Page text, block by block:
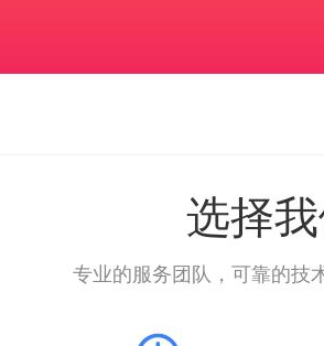
选择
专业的服务团队，可靠的技